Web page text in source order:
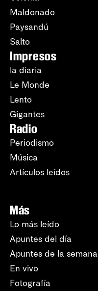
Maldonado
Paysandú
Salto
Impresos
la diaria
Le Monde
Lento
Gigantes
Radio
Periodismo
Música
Artículos leídos
Más
Lo más leído
Apuntes del día
Apuntes de la semana
En vivo
Fotografía